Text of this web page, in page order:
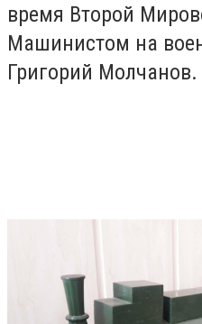
время Второй
Машинистом на
Григорий Молчанов.